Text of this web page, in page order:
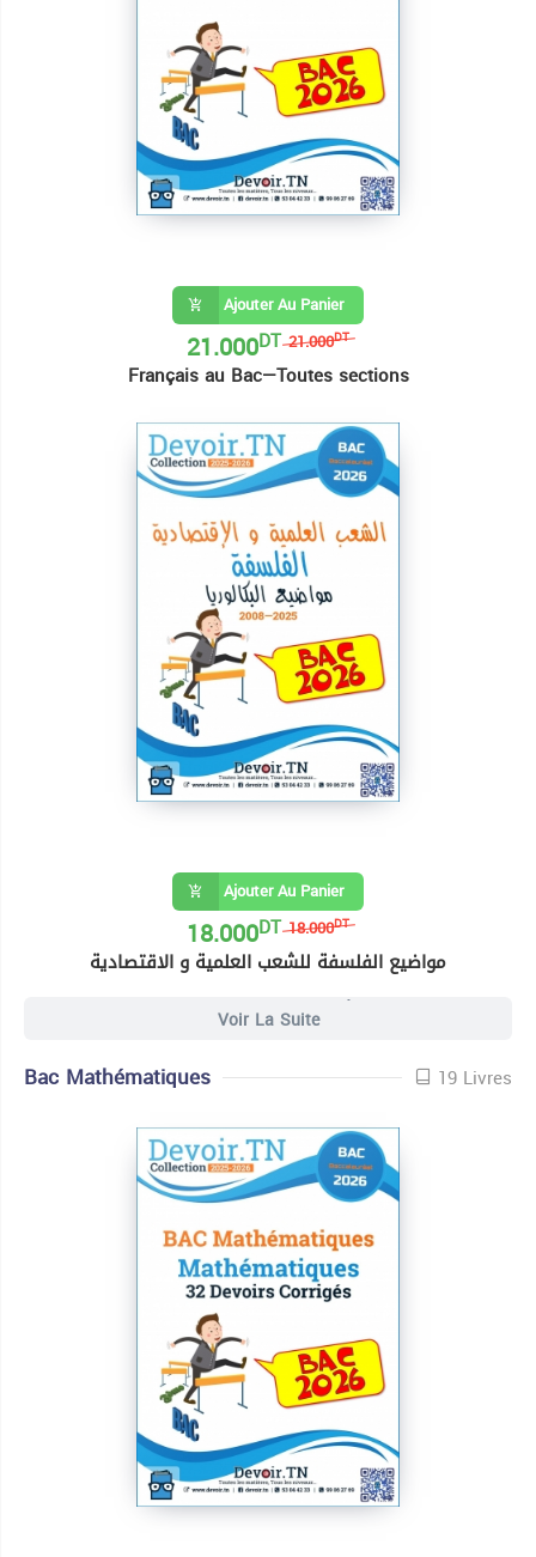
Ajouter Au Panier
21.000DT
21.000DT
Français au Bac—Toutes sections
Ajouter Au Panier
18.000DT
18.000DT
مواضيع الفلسفة للشعب العلمية و الاقتصادية
Voir La Suite
4 Livres Bac Informatique
Bac Mathématiques 19 Livres